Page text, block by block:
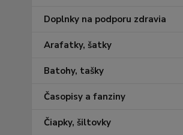
Doplnky na podporu zdravia
Arafatky, šatky
Batohy, tašky
Časopisy a fanziny
Čiapky, šiltovky